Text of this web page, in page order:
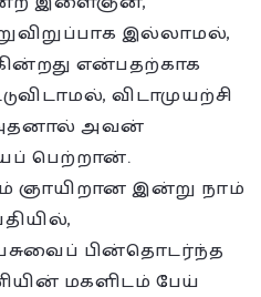
இல்லாமல்,
என்பதற்காக
விடாமுயற்சி
அதனால் அவன்
பெற்றான்.
ஞாயிறான இன்று நாம்
பின்தொடர்ந்த
மகளிடம் பேய்